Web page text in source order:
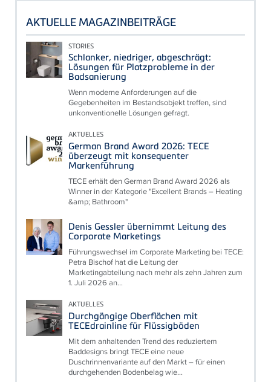
AKTUELLE MAGAZINBEITRÄGE
STORIES
Schlanker, niedriger, abgeschrägt:
Lösungen für Platzprobleme in der
Badsanierung
Wenn moderne Anforderungen auf die
Gegebenheiten im Bestandsobjekt treffen, sind
unkonventionelle Lösungen gefragt.
AKTUELLES
German Brand Award 2026: TECE
überzeugt mit konsequenter
Markenführung
TECE erhält den German Brand Award 2026 als
Winner in der Kategorie "Excellent Brands – Heating
&amp; Bathroom"
Denis Gessler übernimmt Leitung des
Corporate Marketings
Führungswechsel im Corporate Marketing bei TECE:
Petra Bischof hat die Leitung der
Marketingabteilung nach mehr als zehn Jahren zum
1. Juli 2026 an...
AKTUELLES
Durchgängige Oberflächen mit
TECEdrainline für Flüssigböden
Mit dem anhaltenden Trend des reduziertem
Baddesigns bringt TECE eine neue
Duschrinnenvariante auf den Markt – für einen
durchgehenden Bodenbelag wie...